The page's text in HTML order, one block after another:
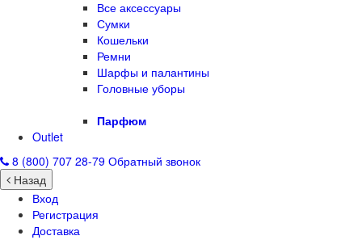
Все аксессуары
Сумки
Кошельки
Ремни
Шарфы и палантины
Головные уборы
Парфюм
Outlet
8 (800) 707 28-79 Обратный звонок
Назад
Вход
Регистрация
Доставка